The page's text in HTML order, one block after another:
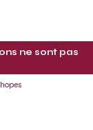
ne sont pas